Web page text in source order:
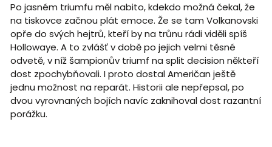
Po jasném triumfu měl nabito, kdekdo možná čekal, že
na tiskovce začnou plát emoce. Že se tam Volkanovski
opře do svých hejtrů, kteří by na trůnu rádi viděli spíš
Hollowaye. A to zvlášť v době po jejich velmi těsné
odvetě, v níž šampionův triumf na split decision někteří
dost zpochybňovali. I proto dostal Američan ještě
jednu možnost na reparát. Historii ale nepřepsal, po
dvou vyrovnaných bojích navíc zaknihoval dost razantní
porážku.